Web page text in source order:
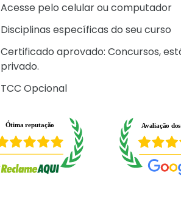
Acesse pelo celular ou computador
Disciplinas específicas do seu curso
Certificado aprovado: Concursos,
privado.
TCC Opcional